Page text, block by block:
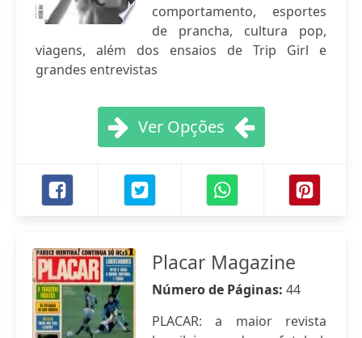
comportamento, esportes
de prancha, cultura pop,
viagens, além dos ensaios de Trip Girl e
grandes entrevistas
Ver Opções
Placar Magazine
Número de Páginas: 44
PLACAR: a maior revista